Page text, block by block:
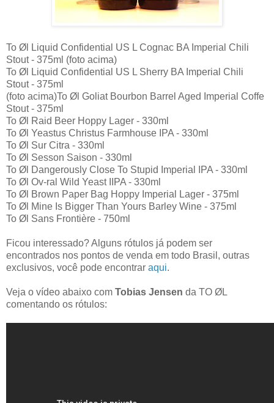
To Øl Liquid Confidential US L Cognac BA Imperial Chili
Stout - 375ml (foto acima)
To Øl Liquid Confidential US L Sherry BA Imperial Chili
Stout - 375ml
(foto acima)To Øl Goliat Bourbon Barrel Aged Imperial Coffe
Stout - 375ml
To Øl Raid Beer Hoppy Lager - 330ml
To Øl Yeastus Christus Farmhouse IPA - 330ml
To Øl Sur Citra - 330ml
To Øl Sesson Saison - 330ml
To Øl Dangerously Close To Stupid Imperial IPA - 330ml
To Øl Ov-ral Wild Yeast IIPA - 330ml
To Øl Brown Paper Bag Hoppy Imperial Lager - 375ml
To Øl Mine Is Bigger Than Yours Barley Wine - 375ml
To Øl Sans Frontière - 750ml
Ficou interessado? Alguns rótulos já podem ser
encontrados nos pontos de venda em todo Brasil, outras
exclusivos, você pode encontrar aqui.
Veja o vídeo abaixo com Tobias Jensen da TO ØL
comentando os rótulos: